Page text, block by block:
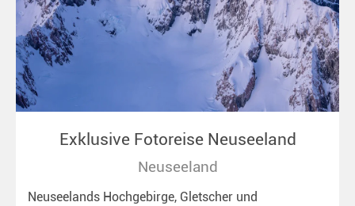
Exklusive Fotoreise Neuseeland
Neuseeland
Neuseelands Hochgebirge, Gletscher und